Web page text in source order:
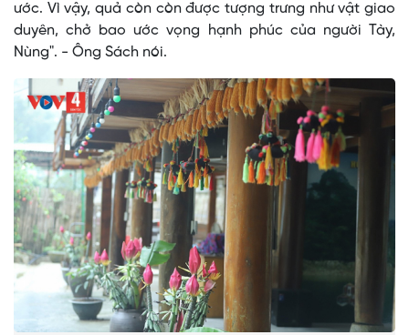
ước. Vì vậy, quả còn còn được tượng trưng như vật giao
duyên, chở bao ước vọng hạnh phúc của người Tày,
Nùng". - Ông Sách nói.